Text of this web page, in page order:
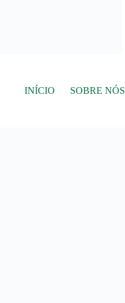
INÍCIO SOBRE NÓS